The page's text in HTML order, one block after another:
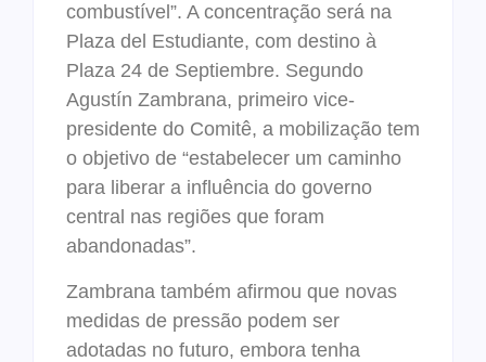
combustível”. A concentração será na
Plaza del Estudiante, com destino à
Plaza 24 de Septiembre. Segundo
Agustín Zambrana, primeiro vice-
presidente do Comitê, a mobilização tem
o objetivo de “estabelecer um caminho
para liberar a influência do governo
central nas regiões que foram
abandonadas”.
Zambrana também afirmou que novas
medidas de pressão podem ser
adotadas no futuro, embora tenha